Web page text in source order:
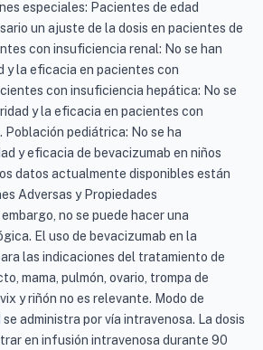
especiales: Pacientes de edad
un ajuste de la dosis en pacientes de
con insuficiencia renal: No se han
y la eficacia en pacientes con
con insuficiencia hepática: No se
y la eficacia en pacientes con
pediátrica: No se ha
y eficacia de bevacizumab en niños
datos actualmente disponibles están
Adversas y Propiedades
no se puede hacer una
El uso de bevacizumab en la
las indicaciones del tratamiento de
mama, pulmón, ovario, trompa de
y riñón no es relevante. Modo de
administra por vía intravenosa. La dosis
en infusión intravenosa durante 90